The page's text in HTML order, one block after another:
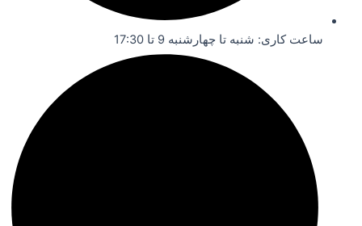
ساعت کاری: شنبه تا چهارشنبه 9 تا 17:30